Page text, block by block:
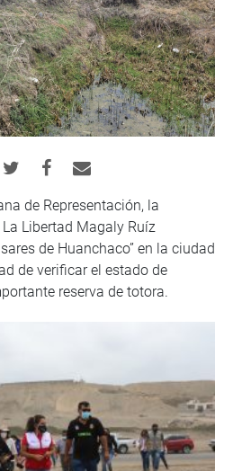
de Representación, la
Libertad Magaly Ruíz
de Huanchaco” en la ciudad
de verificar el estado de
reserva de totora.